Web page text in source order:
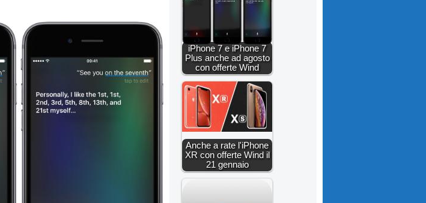
iPhone 7 e iPhone 7
Plus anche ad agosto
con offerte Wind
Anche a rate l'iPhone
XR con offerte Wind il
21 gennaio